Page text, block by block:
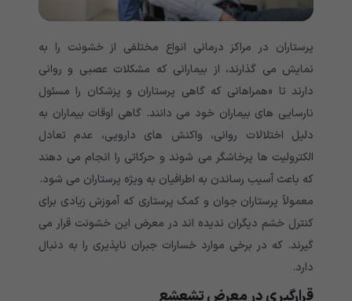
پرستاران در مراکز درمانی انواع مختلفی از خشونت را به
نمایش می گذارند، از بیمارانی که مشکلات عصبی و روانی
دارند تا «همراهانی که گاهی پرستاران و پزشکان را مسئول
نارسایی های بیماران خود می دانند. گاهی اوقات بیماران به
دلیل اختلالات روانی، واکنش های دارویی، عدم تعادل
الکترولیت ها پرخاشگر می شوند و حرکاتی را انجام می دهند
که باعث آسیب رساندن به اطرافیان به ویژه پرستاران می شود.
معمولاً پرستاران جوان و کمک پرستاری که آموزش زیادی برای
کنترل خشم دیگران ندیده اند در معرض این خشونت قرار می
گیرند. که در برخی موارد خسارات جبران ناپذیری را به دنبال
دارد.